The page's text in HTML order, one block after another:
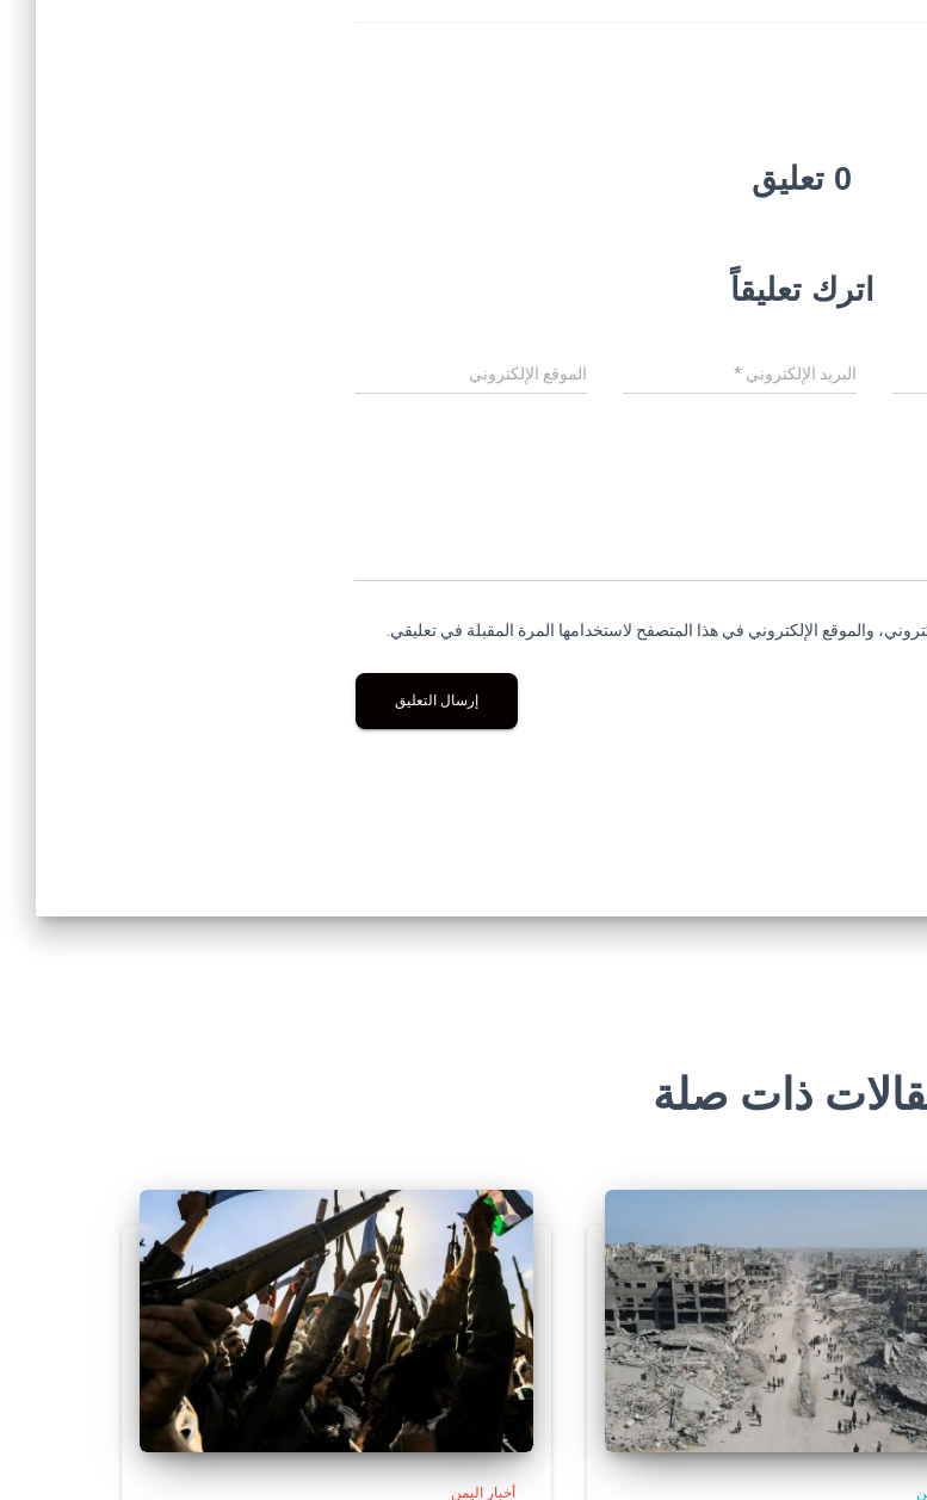
0 تعليق
اترك تعليقاً
البريد الإلكتروني * الموقع الإلكتروني
والموقع الإلكتروني في هذا المتصفح لاستخدامها المرة المقبلة في تعليقي.
ذات صلة
أخبار اليمن